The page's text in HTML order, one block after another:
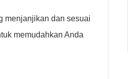
menjanjikan dan sesuai
memudahkan Anda